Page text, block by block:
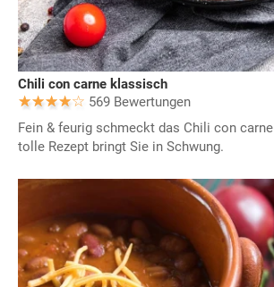
Chili con carne klassisch
569 Bewertungen
Fein & feurig schmeckt das Chili con
tolle Rezept bringt Sie in Schwung.